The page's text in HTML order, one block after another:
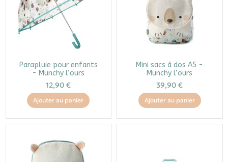
Parapluie pour enfants
- Munchy l’ours
12,90 €
Ajouter au panier
Mini sacs à dos A5 -
Munchy l’ours
39,90 €
Ajouter au panier